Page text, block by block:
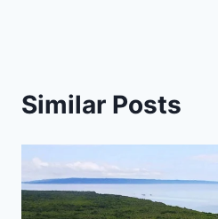
Similar Posts